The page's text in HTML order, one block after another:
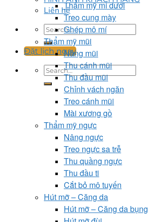
Liên hệ
Đặt lịch ngay
Thẩm mỹ mí dưới
Treo cung mày
Ghép mô mí
Thẩm mỹ mũi
Nâng mũi
Thu cánh mũi
Thu đầu mũi
Chỉnh vách ngăn
Treo cánh mũi
Mài xương gồ
Thẩm mỹ ngực
Nâng ngực
Treo ngực sa trễ
Thu quầng ngực
Thu đầu ti
Cắt bỏ mô tuyến
Hút mỡ – Căng da
Hút mỡ – Căng da bụng